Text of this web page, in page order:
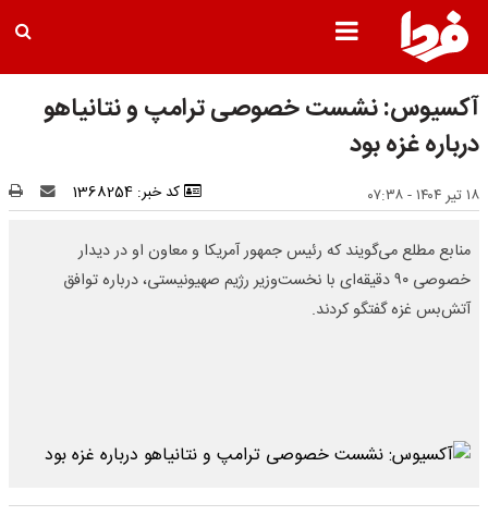
آکسیوس: نشست خصوصی ترامپ و نتانیاهو
درباره غزه بود
۱۸ تیر ۱۴۰۴ - ۰۷:۳۸ کد خبر: 1368254
منابع مطلع می‌گویند که رئیس جمهور آمریکا و معاون او در دیدار
خصوصی ۹۰ دقیقه‌ای با نخست‌وزیر رژیم صهیونیستی، درباره توافق
آتش‌بس غزه گفتگو کردند.